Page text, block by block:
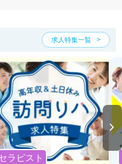
求人特集一覧
ラピスト